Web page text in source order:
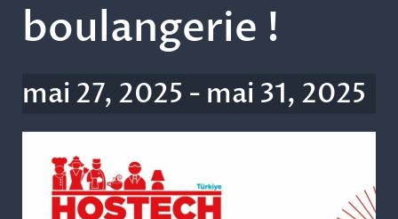
boulangerie !
mai 27, 2025 - mai 31, 2025